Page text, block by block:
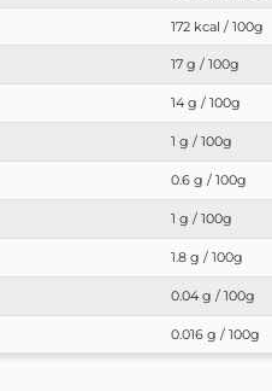
172 kcal / 100g
17 g / 100g
14 g / 100g
1 g / 100g
0.6 g / 100g
1 g / 100g
1.8 g / 100g
0.04 g / 100g
0.016 g / 100g